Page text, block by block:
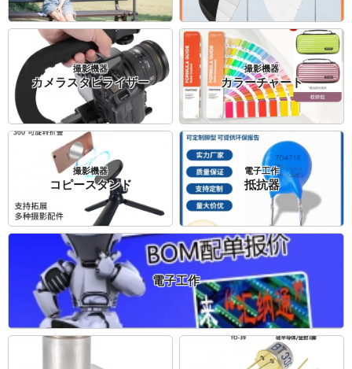
撮影機器
カメラスタビライザー
撮影機器
カラーチャート
撮影機器
コピースタンド
電子工作
電子工作
抵抗器